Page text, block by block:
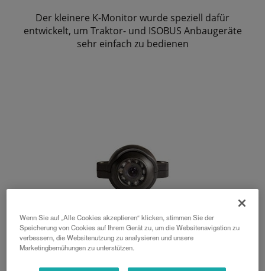
Der kleinere K-Monitor wurde speziell dafür
entwickelt, um Traktor- und ISOBUS Anbaugeräte
sehr einfach zu bedienen
Wenn Sie auf „Alle Cookies akzeptieren“ klicken, stimmen Sie der
Speicherung von Cookies auf Ihrem Gerät zu, um die Websitenavigation zu
verbessern, die Websitenutzung zu analysieren und unsere
Marketingbemühungen zu unterstützen.